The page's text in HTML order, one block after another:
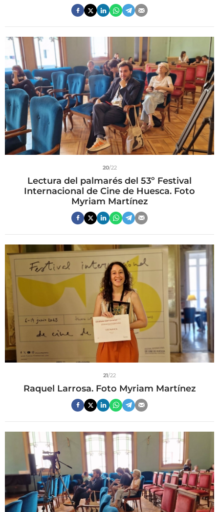
20/22
Lectura del palmarés del 53º Festival
Internacional de Cine de Huesca. Foto
Myriam Martínez
21/22
Raquel Larrosa. Foto Myriam Martínez